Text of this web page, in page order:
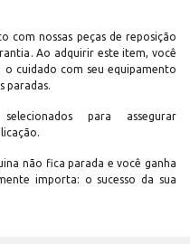
com nossas peças de reposição
Ao adquirir este item, você
cuidado com seu equipamento
paradas.
para assegurar
não fica parada e você ganha
importa: o sucesso da sua